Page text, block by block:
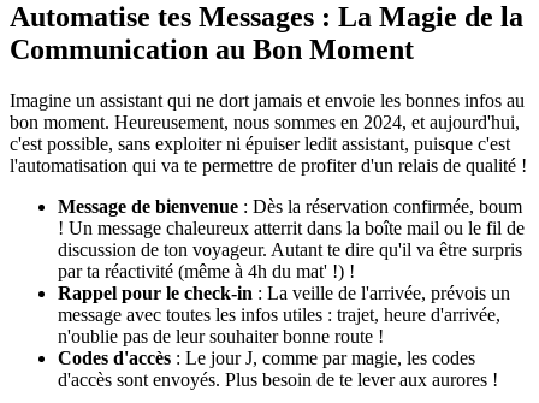
Automatise tes Messages : La Magie de la
Communication au Bon Moment
Imagine un assistant qui ne dort jamais et envoie les bonnes infos au
bon moment. Heureusement, nous sommes en 2024, et aujourd'hui,
c'est possible, sans exploiter ni épuiser ledit assistant, puisque c'est
l'automatisation qui va te permettre de profiter d'un relais de qualité !
Message de bienvenue : Dès la réservation confirmée, boum
! Un message chaleureux atterrit dans la boîte mail ou le fil de
discussion de ton voyageur. Autant te dire qu'il va être surpris
par ta réactivité (même à 4h du mat' !) !
Rappel pour le check-in : La veille de l'arrivée, prévois un
message avec toutes les infos utiles : trajet, heure d'arrivée,
n'oublie pas de leur souhaiter bonne route !
Codes d'accès : Le jour J, comme par magie, les codes
d'accès sont envoyés. Plus besoin de te lever aux aurores !